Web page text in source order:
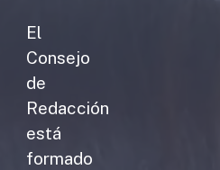
El
Consejo
de
Redacción
está
formado